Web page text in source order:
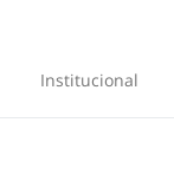
Institucional